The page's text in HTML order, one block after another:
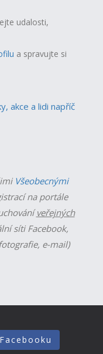
udalosti,
a spravujte si
akce a lidi napříč
Všeobecnými
na portále
veřejných
síti Facebook,
e-mail)
Facebooku